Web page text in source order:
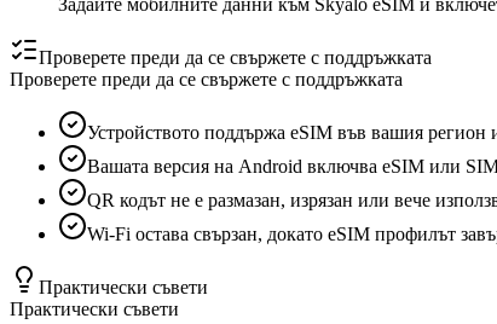
Проверете преди да се свържете с поддръжката
Проверете преди да се свържете с поддръжката
Устройството поддържа eSIM във вашия регион
Вашата версия на Android включва eSIM или
QR кодът не е размазан, изрязан или вече
Wi‑Fi остава свързан, докато eSIM профилът
Практически съвети
Практически съвети